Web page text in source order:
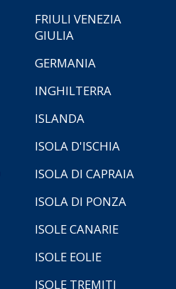
FRIULI VENEZIA
GIULIA
GERMANIA
INGHILTERRA
ISLANDA
ISOLA D'ISCHIA
ISOLA DI CAPRAIA
ISOLA DI PONZA
ISOLE CANARIE
ISOLE EOLIE
ISOLE TREMITI